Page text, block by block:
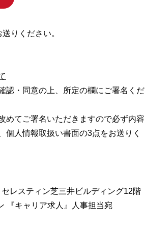
りください。
認・同意の上、所定の欄にご署名くだ
てご署名いただきますので必ず内容
個人情報取扱い書面の3点をお送りく
レスティン芝三井ビルディング12階
『キャリア求人』人事担当宛